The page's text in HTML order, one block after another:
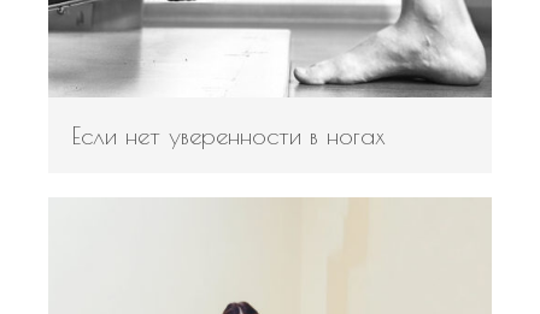
Если нет уверенности в ногах